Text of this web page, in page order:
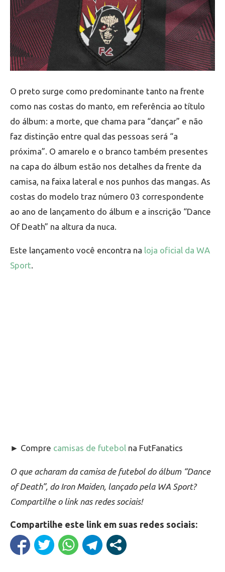
O preto surge como predominante tanto na frente
como nas costas do manto, em referência ao título
do álbum: a morte, que chama para “dançar” e não
faz distinção entre qual das pessoas será “a
próxima”. O amarelo e o branco também presentes
na capa do álbum estão nos detalhes da frente da
camisa, na faixa lateral e nos punhos das mangas. As
costas do modelo traz número 03 correspondente
ao ano de lançamento do álbum e a inscrição “Dance
Of Death” na altura da nuca.
Este lançamento você encontra na loja oficial da WA
Sport.
► Compre camisas de futebol na FutFanatics
O que acharam da camisa de futebol do álbum “Dance
of Death”, do Iron Maiden, lançado pela WA Sport?
Compartilhe o link nas redes sociais!
Compartilhe este link em suas redes sociais: